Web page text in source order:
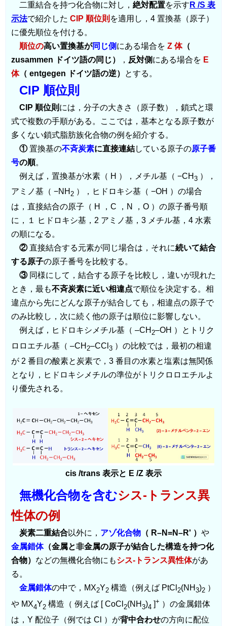
二重結合を持つ化合物に対し， 絶対配置を示す R /S 表
示法で紹介した CIP 順位則 を適用し，4 置換基（原子）
に優先順位を付ける。
順位の高い置換基が同じ側 にある場合を Z 体（
zusammen ドイツ語の同じ）
， 反対側 にある場合を E
体（ entgegen ドイツ語の逆） とする。
CIP 順位則
CIP 順位則 には，分子の大きさ（原子数），鎖式と環
式で複数の手順がある。ここでは，基本となる原子数が
多くない鎖式脂肪族化合物の例を紹介する。
①置換基の不斉炭素に直接連結している原子の原子番
号の順。
例えば，置換基が水素（ H ），メチル基（ −CH 3 ），
アミノ基（ −NH 2 ），ヒドロキシ基（ −OH ）の場合
は，直接結合の原子（ H ，C ，N ，O ）の原子番号順
に，１ ヒドロキシ基，2 アミノ基，3 メチル基，4 水素
の順になる。
②直接結合する元素が同じ場合は，それに続いて結合
する原子の原子番号を比較する。
③ 同様にして，結合する原子を比較し，違いが現れた
とき，最も不斉炭素に近い相違点で順位を決定する。相
違点から先にどんな原子が結合しても，相違点の原子で
のみ比較し，次に続く他の原子は順位に影響しない。
例えば，ヒドロキシメチル基（ –CH 2–OH ）とトリク
ロロエチル基（ –CH 2–CCl 3 ）の比較では，最初の相違
が 2 番目の酸素と炭素で，3 番目の水素と塩素は無関係
となり，ヒドロキシメチルの準位がトリクロロエチルよ
り優先される。
cis /trans 表示と E /Z 表示
無機化合物を含むシス‐トランス異
性体の例
炭素二重結合以外に， アゾ化合物 （ R–N=N–R' ） や
金属錯体（金属と非金属の原子が結合した構造を持つ化
合物） などの無機化合物にもシス‐トランス異性体があ
る。
金属錯体の中で，MX2Y2 構造（例えば PtCl 2(NH 3)2 ）
や MX4Y2 構造（ 例えば [ CoCl 2(NH 3)4
+ ）の金属錯体
は，Y 配位子（例では Cl ）が背中合わせの方向に配位